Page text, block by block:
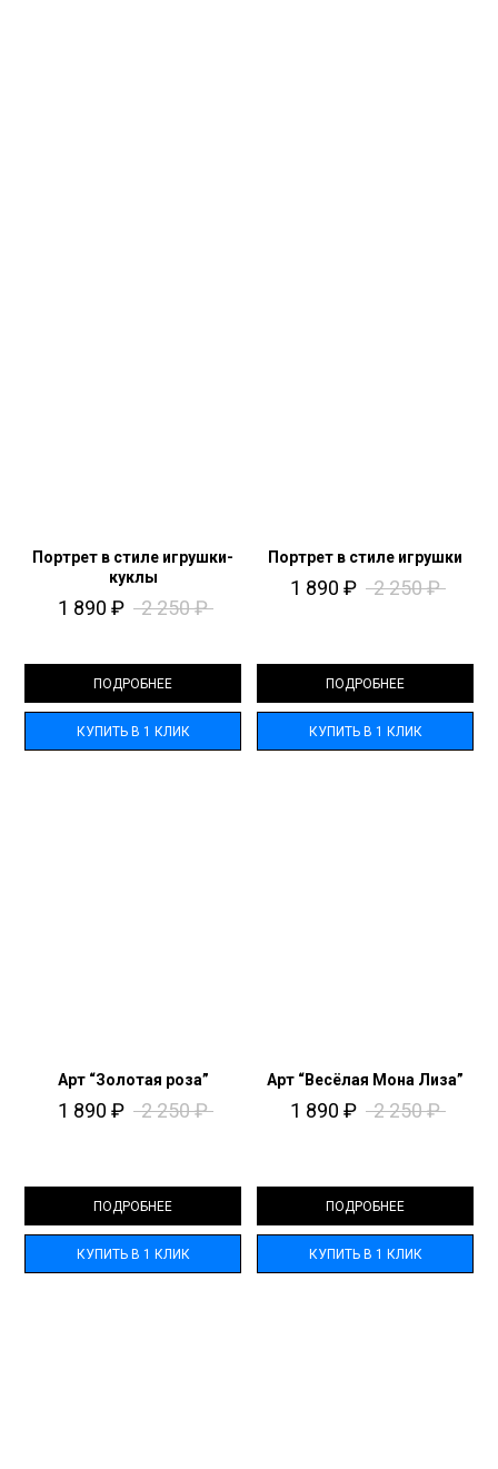
Портрет в стиле игрушки-
куклы
1 890 ₽ 2 250₽
ПОДРОБНЕЕ
КУПИТЬ В 1 КЛИК
Портрет в стиле игрушки
1 890 ₽ 2 250₽
ПОДРОБНЕЕ
КУПИТЬ В 1 КЛИК
Арт “Золотая роза”
1 890 ₽ 2 250₽
ПОДРОБНЕЕ
КУПИТЬ В 1 КЛИК
Арт “Весёлая Мона Лиза”
1 890 ₽ 2 250₽
ПОДРОБНЕЕ
КУПИТЬ В 1 КЛИК